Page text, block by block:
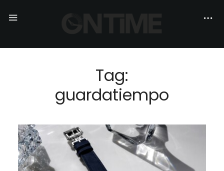
Tag:
guardatiempo